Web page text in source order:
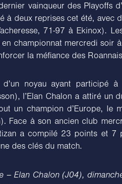
vainqueur des Playoffs
à deux reprises cet été, avec
71-97 à Ekinox).
championnat mercredi soir
la méfiance des
d’un noyau ayant participé
l’Elan Chalon a attiré un
un champion d’Europe, le
Face à son ancien club
a compilé 23 points et 7
des clés du match.
– Elan Chalon (J04),